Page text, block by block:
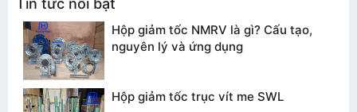
Hộp giảm tốc NMRV là gì? Cấu tạo,
nguyên lý và ứng dụng
Hộp giảm tốc trục vít me SWL